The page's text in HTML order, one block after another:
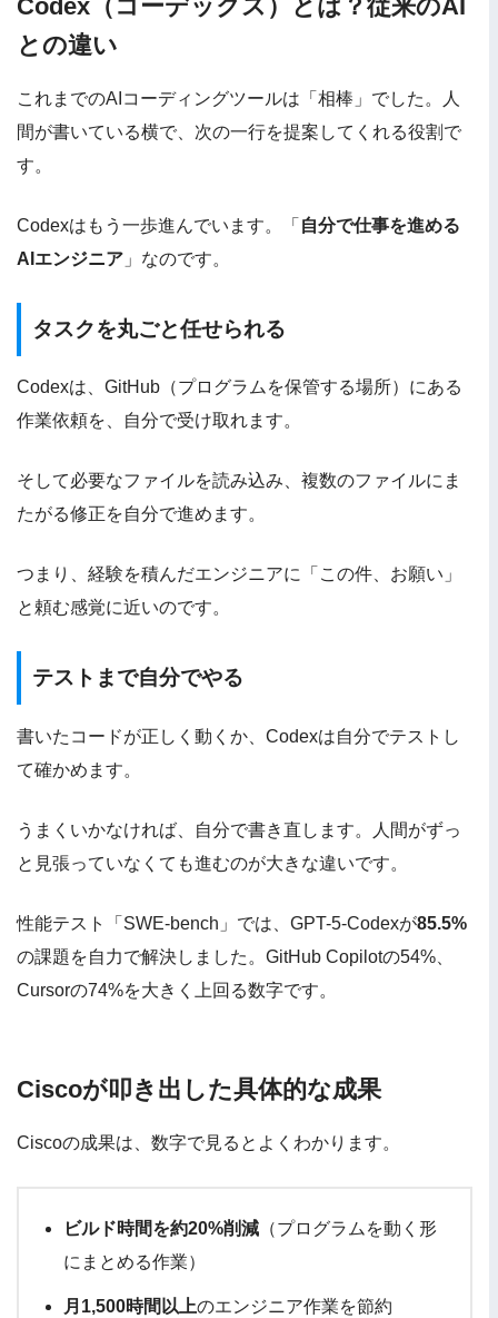
Codex（コーデックス）とは？従来のAI
との違い
これまでのAIコーディングツールは「相棒」でした。人
間が書いている横で、次の一行を提案してくれる役割で
す。
Codexはもう一歩進んでいます。「 自分で仕事を進める
AIエンジニア 」なのです。
タスクを丸ごと任せられる
Codexは、GitHub（プログラムを保管する場所）にある
作業依頼を、自分で受け取れます。
そして必要なファイルを読み込み、複数のファイルにま
たがる修正を自分で進めます。
つまり、経験を積んだエンジニアに「この件、お願い」
と頼む感覚に近いのです。
テストまで自分でやる
書いたコードが正しく動くか、Codexは自分でテストし
て確かめます。
うまくいかなければ、自分で書き直します。人間がずっ
と見張っていなくても進むのが大きな違いです。
性能テスト「SWE-bench」では、GPT-5-Codexが85.5%
の課題を自力で解決しました。GitHub Copilotの54%、
Cursorの74%を大きく上回る数字です。
Ciscoが叩き出した具体的な成果
Ciscoの成果は、数字で見るとよくわかります。
ビルド時間を約20%削減 （プログラムを動く形
にまとめる作業）
月1,500時間以上のエンジニア作業を節約